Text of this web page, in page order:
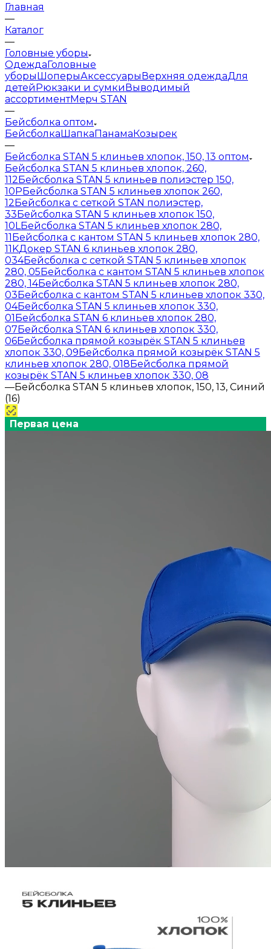
Главная
—
Каталог
—
Головные уборы
ОдеждаГоловные
уборыШоперыАксессуарыВерхняя одеждаДля
детейРюкзаки и сумкиВыводимый
ассортиментМерч STAN
—
Бейсболка оптом
БейсболкаШапкаПанамаКозырек
—
Бейсболка STAN 5 клиньев хлопок, 150, 13 оптом
Бейсболка STAN 5 клиньев хлопок, 260,
112Бейсболка STAN 5 клиньев полиэстер 150,
10PБейсболка STAN 5 клиньев хлопок 260,
12Бейсболка с сеткой STAN полиэстер,
33Бейсболка STAN 5 клиньев хлопок 150,
10L Бейсболка STAN 5 клиньев хлопок 280,
11Бейсболка с кантом STAN 5 клиньев хлопок 280,
11KДокер STAN 6 клиньев хлопок 280,
034Бейсболка с сеткой STAN 5 клиньев хлопок
280, 05Бейсболка с кантом STAN 5 клиньев хлопок
280, 14Бейсболка STAN 5 клиньев хлопок 280,
03Бейсболка с кантом STAN 5 клиньев хлопок 330,
04Бейсболка STAN 5 клиньев хлопок 330,
01Бейсболка STAN 6 клиньев хлопок 280,
07Бейсболка STAN 6 клиньев хлопок 330,
06Бейсболка прямой козырёк STAN 5 клиньев
хлопок 330, 09Бейсболка прямой козырёк STAN 5
клиньев хлопок 280, 018Бейсболка прямой
козырёк STAN 5 клиньев хлопок 330, 08
—Бейсболка STAN 5 клиньев хлопок, 150, 13, Синий
(16)
Первая цена